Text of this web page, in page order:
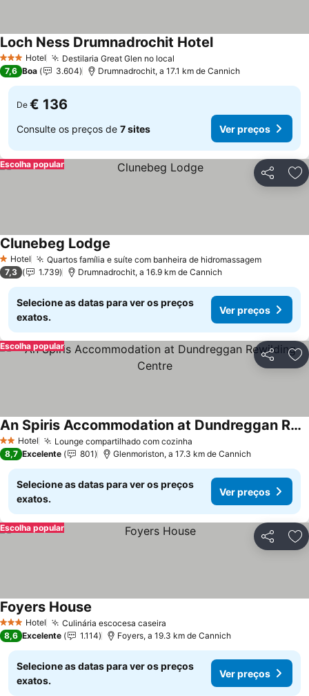
3 EstrelasHotel Destilaria Great Glen no local
Loch Ness Drumnadrochit Hotel
7,6 Boa 3.604 Drumnadrochit, a 17.1 km de Cannich
De € 136
Consulte os preços de 7 sites Ver preços
Partilhar
Escolha popular
1 Estrelas
Hotel Quartos família e suíte com banheira de hidromassagem
Clunebeg Lodge
7,3 1.739 Drumnadrochit, a 16.9 km de Cannich
Selecione as datas para ver os preços
exatos.
Ver preços
Partilhar
Escolha popular
2 Estrelas
Hotel Lounge compartilhado com cozinha
An Spiris Accommodation at Dundreggan Rewilding Centre
8,7 Excelente 801 Glenmoriston, a 17.3 km de Cannich
Selecione as datas para ver os preços
exatos.
Ver preços
Partilhar
Escolha popular
3 EstrelasHotel Culinária escocesa caseira
Foyers House
8,6 Excelente 1.114 Foyers, a 19.3 km de Cannich
Selecione as datas para ver os preços
exatos.
Ver preços